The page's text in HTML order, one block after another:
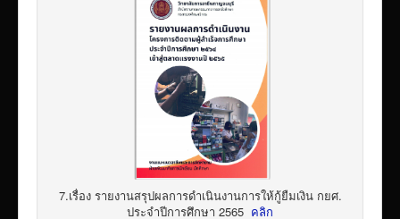
7.เรื่อง รายงานสรุปผลการดำเนินงานการให้กู้ยืมเงิน กยศ.
ประจำปีการศึกษา 2565 คลิก